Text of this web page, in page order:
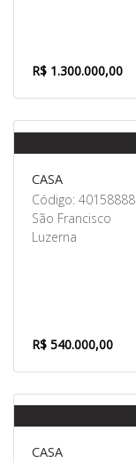
R$ 1.300.000,00
CASA
Código: 40158888
São Francisco
Luzerna
R$ 540.000,00
CASA